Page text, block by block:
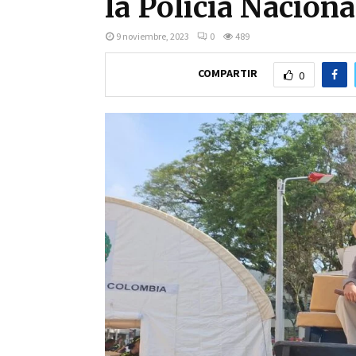
la Policía
9 noviembre, 2023 0 489
COMPARTIR 0